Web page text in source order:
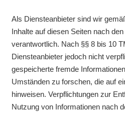
Als Diensteanbieter sind wir
Inhalte auf diesen Seiten nach
verantwortlich. Nach §§ 8 bis 10
Diensteanbieter jedoch nicht
gespeicherte fremde
Umständen zu forschen, die auf
hinweisen. Verpflichtungen zur
Nutzung von Informationen nach